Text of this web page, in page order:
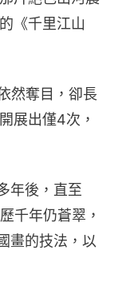
《千里江山
然奪目，卻長
展出僅4次，
年後，直至
千年仍蒼翠，
畫的技法，以